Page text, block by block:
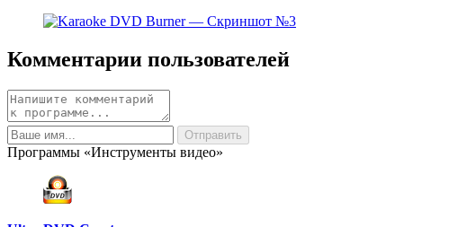
Комментарии пользователей
Программы «Инструменты видео»